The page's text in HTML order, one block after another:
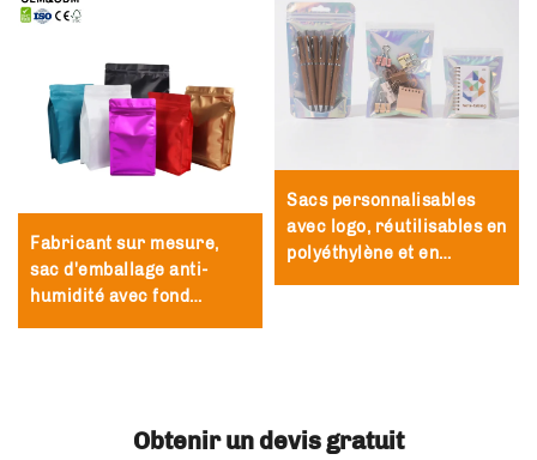
Fabricant sur mesure,
sac d'emballage anti-
humidité avec fond
Sacs personnalisables
avec logo, réutilisables en
polyéthylène et en
Obtenir un devis gratuit